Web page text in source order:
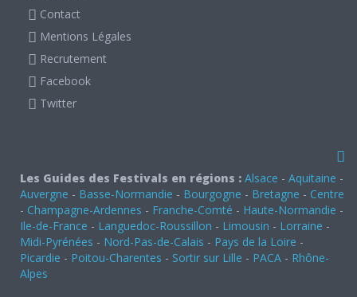
Contact
Mentions Légales
Recrutement
Facebook
Twitter
Les Guides des Festivals en régions : Alsace - Aquitaine -
Auvergne - Basse-Normandie - Bourgogne - Bretagne - Centre
- Champagne-Ardennes - Franche-Comté - Haute-Normandie -
Ile-de-France - Languedoc-Roussillon - Limousin - Lorraine -
Midi-Pyrénées - Nord-Pas-de-Calais - Pays de la Loire -
Picardie - Poitou-Charentes - Sortir sur Lille - PACA - Rhône-
Alpes